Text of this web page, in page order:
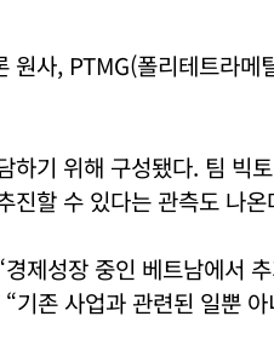
원사, PTMG(폴리테트라메
하기 위해 구성됐다. 팀 빅
진할 수 있다는 관측도 나온
제성장 중인 베트남에서
기존 사업과 관련된 일뿐